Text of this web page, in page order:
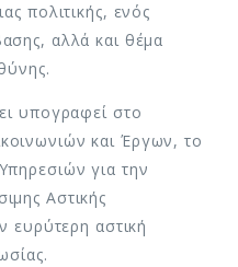
πολιτικής, ενός
αλλά και θέμα
υπογραφεί στο
και Έργων, το
για την
Αστικής
ευρύτερη αστική